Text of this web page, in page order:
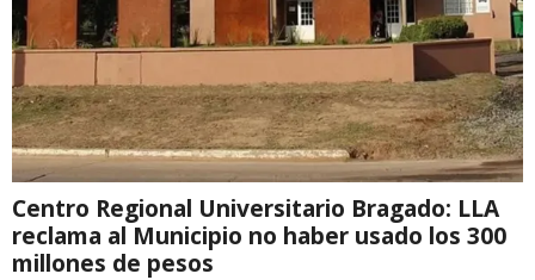
Centro Regional Universitario Bragado: LLA
reclama al Municipio no haber usado los 300
millones de pesos